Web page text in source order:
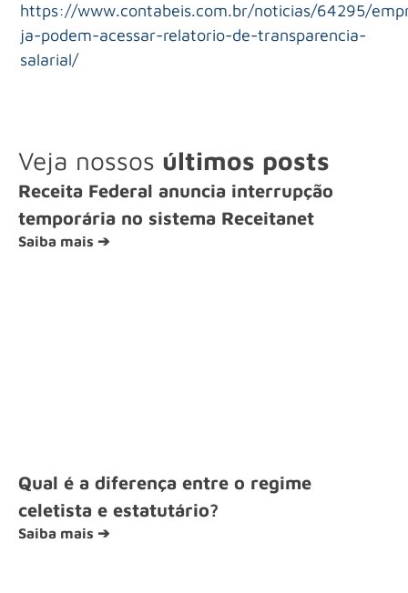
https://www.contabeis.com.br/noticias/64295/
ja-podem-acessar-relatorio-de-transparencia-
salarial/
Veja nossos últimos posts
Receita Federal anuncia interrupção
temporária no sistema Receitanet
Saiba mais ➔
Qual é a diferença entre o regime
celetista e estatutário?
Saiba mais ➔